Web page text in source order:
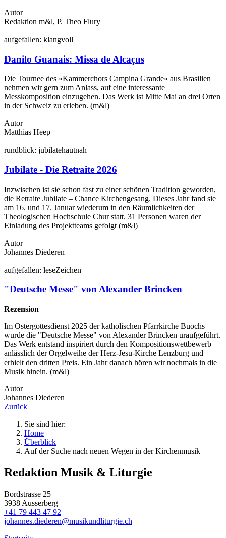
Autor
Redaktion m&l, P. Theo Flury
aufgefallen: klangvoll
Danilo Guanais: Missa de Alcaçus
Die Tournee des «Kammerchors Campina Grande» aus Brasilien
nehmen wir gern zum Anlass, auf eine interessante
Messkomposition einzugehen. Das Werk ist Mitte Mai an drei Orten
in der Schweiz zu erleben. (m&l)
Autor
Matthias Heep
rundblick: jubilatehautnah
Jubilate - Die Retraite 2026
Inzwischen ist sie schon fast zu einer schönen Tradition geworden,
die Retraite Jubilate – Chance Kirchengesang. Dieses Jahr fand sie
am 16. und 17. Januar wiederum in den Räumlichkeiten der
Theologischen Hochschule Chur statt. 31 Personen waren der
Einladung des Projektteams gefolgt (m&l)
Autor
Johannes Diederen
aufgefallen: leseZeichen
"Deutsche Messe" von Alexander Brincken
Rezension
Im Ostergottesdienst 2025 der katholischen Pfarrkirche Buochs
wurde die "Deutsche Messe" von Alexander Brincken uraufgeführt.
Das Werk entstand inspiriert durch den Kompositionswettbewerb
anlässlich der Orgelweihe der Herz-Jesu-Kirche Lenzburg und
erhielt den dritten Preis. Ein Jahr danach hören wir nochmals in die
Musik hinein. (m&l)
Autor
Johannes Diederen
Zurück
Sie sind hier:
Home
Überblick
Auf der Suche nach neuen Wegen in der Kirchenmusik
Redaktion Musik & Liturgie
Bordstrasse 25
3938 Ausserberg
+41 79 443 47 92
johannes.diederen@musikundliturgie.ch